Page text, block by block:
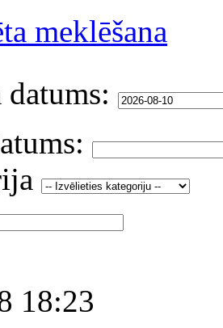
meklēšana
datums:
18:23